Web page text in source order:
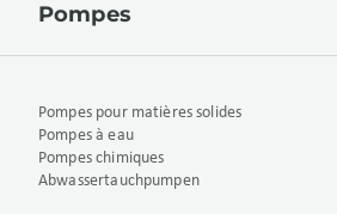
Pompes
Pompes pour matières solides
Pompes à eau
Pompes chimiques
Abwassertauchpumpen